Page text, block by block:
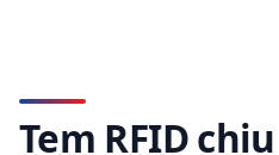
Tem RFID